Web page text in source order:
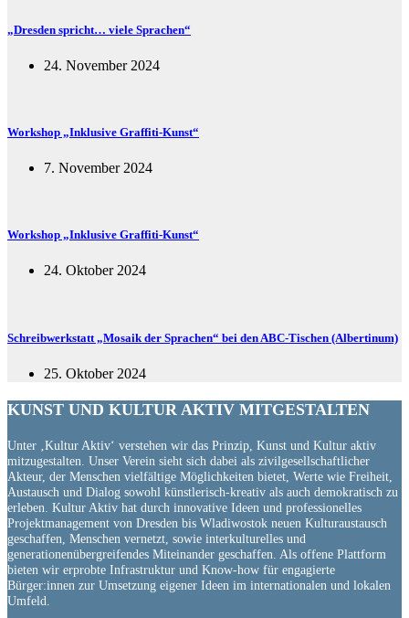
„Dresden spricht… viele Sprachen“
24. November 2024
Workshop „Inklusive Graffiti-Kunst“
7. November 2024
Workshop „Inklusive Graffiti-Kunst“
24. Oktober 2024
Schreibwerkstatt „Mosaik der Sprachen“ bei den ABC-Tischen (Albertinum)
25. Oktober 2024
KUNST UND KULTUR AKTIV MITGESTALTEN
Unter ‚Kultur Aktiv‘ verstehen wir das Prinzip, Kunst und Kultur aktiv
mitzugestalten. Unser Verein sieht sich dabei als zivilgesellschaftlicher
Akteur, der Menschen vielfältige Möglichkeiten bietet, Werte wie Freiheit,
Austausch und Dialog sowohl künstlerisch-kreativ als auch demokratisch zu
erleben. Kultur Aktiv hat durch innovative Ideen und professionelles
Projektmanagement von Dresden bis Wladiwostok neuen Kulturaustausch
geschaffen, Menschen vernetzt, sowie interkulturelles und
generationenübergreifendes Miteinander geschaffen. Als offene Plattform
bieten wir erprobte Infrastruktur und Know-how für engagierte
Bürger:innen zur Umsetzung eigener Ideen im internationalen und lokalen
Umfeld.